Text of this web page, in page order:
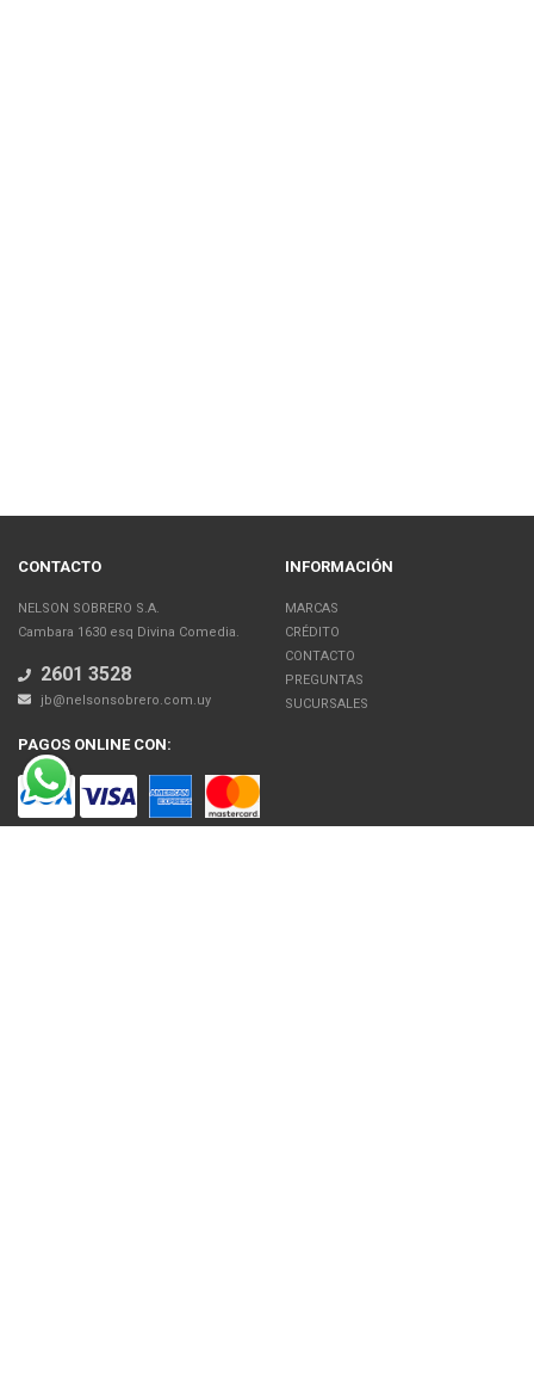
CONTACTO
NELSON SOBRERO S.A.
Cambara 1630 esq Divina Comedia.
2601 3528
jb@nelsonsobrero.com.uy
INFORMACIÓN
MARCAS
CRÉDITO
CONTACTO
PREGUNTAS
SUCURSALES
PAGOS ONLINE CON: